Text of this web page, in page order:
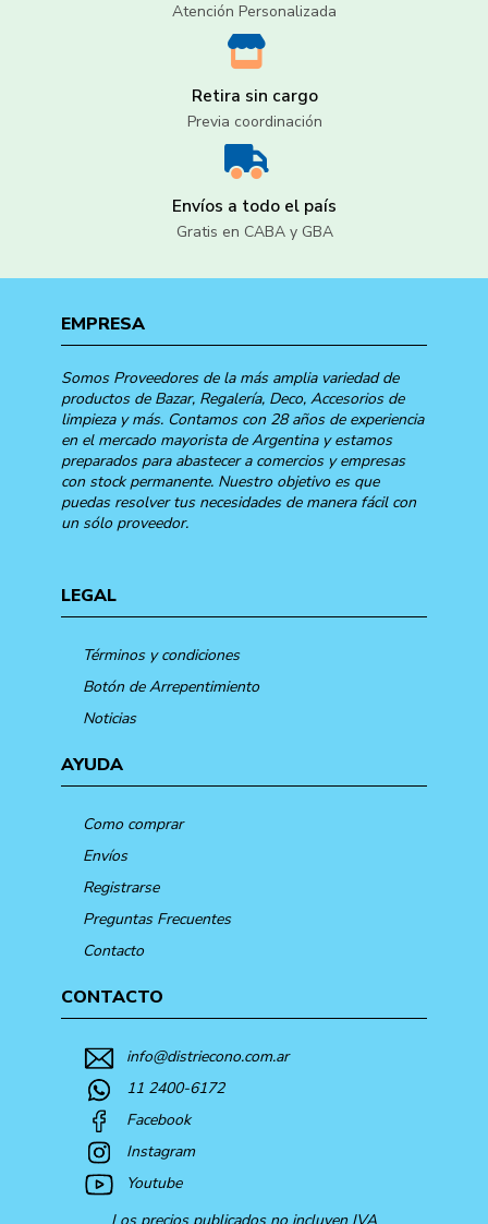
Atención Personalizada
Retira sin cargo
Previa coordinación
Envíos a todo el país
Gratis en CABA y GBA
EMPRESA
Somos Proveedores de la más amplia variedad de
productos de Bazar, Regalería, Deco, Accesorios de
limpieza y más. Contamos con 28 años de experiencia
en el mercado mayorista de Argentina y estamos
preparados para abastecer a comercios y empresas
con stock permanente. Nuestro objetivo es que
puedas resolver tus necesidades de manera fácil con
un sólo proveedor.
LEGAL
Términos y condiciones
Botón de Arrepentimiento
Noticias
AYUDA
Como comprar
Envíos
Registrarse
Preguntas Frecuentes
Contacto
CONTACTO
info@distriecono.com.ar
11 2400-6172
Facebook
Instagram
Youtube